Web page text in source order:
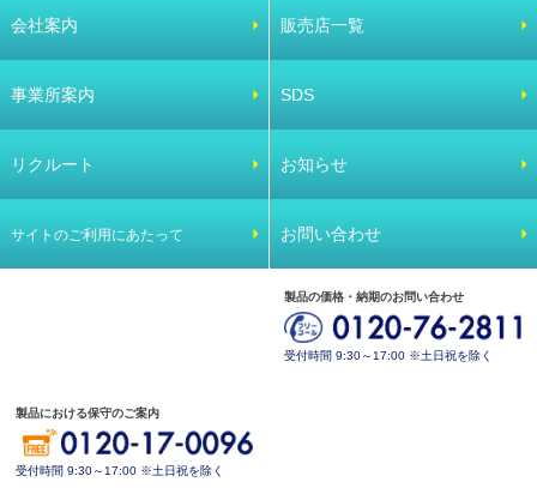
会社案内 販売店一覧
事業所案内 SDS
リクルート お知らせ
サイトのご利用にあたって お問い合わせ
製品の価格・納期のお問い合わせ
受付時間 9:30～17:00 ※土日祝を除く
製品における保守のご案内
受付時間 9:30～17:00 ※土日祝を除く